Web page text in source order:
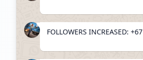
FOLLOWERS INCREASED: +67